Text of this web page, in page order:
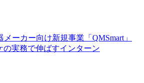
メーカー向け新規事業「QMSmart」
の実務で伸ばすインターン